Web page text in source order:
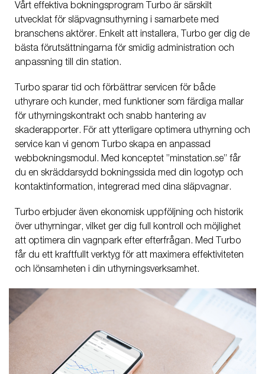
Vårt effektiva bokningsprogram Turbo är särskilt
utvecklat för släpvagnsuthyrning i samarbete med
branschens aktörer. Enkelt att installera, Turbo ger dig de
bästa förutsättningarna för smidig administration och
anpassning till din station.
Turbo sparar tid och förbättrar servicen för både
uthyrare och kunder, med funktioner som färdiga mallar
för uthyrningskontrakt och snabb hantering av
skaderapporter. För att ytterligare optimera uthyrning och
service kan vi genom Turbo skapa en anpassad
webbokningsmodul. Med konceptet ”minstation.se” får
du en skräddarsydd bokningssida med din logotyp och
kontaktinformation, integrerad med dina släpvagnar.
Turbo erbjuder även ekonomisk uppföljning och historik
över uthyrningar, vilket ger dig full kontroll och möjlighet
att optimera din vagnpark efter efterfrågan. Med Turbo
får du ett kraftfullt verktyg för att maximera effektiviteten
och lönsamheten i din uthyrningsverksamhet.